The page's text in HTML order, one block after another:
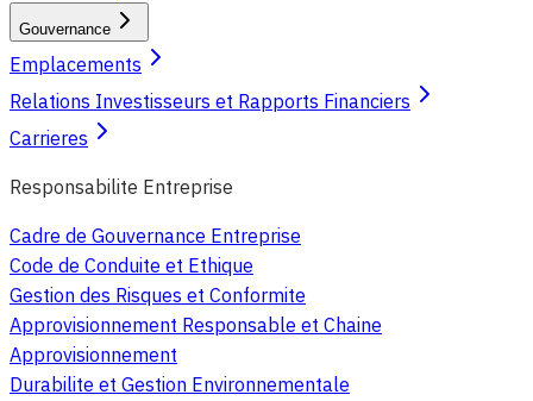
Gouvernance
Emplacements
Relations Investisseurs et Rapports Financiers
Carrieres
Responsabilite Entreprise
Cadre de Gouvernance Entreprise
Code de Conduite et Ethique
Gestion des Risques et Conformite
Approvisionnement Responsable et Chaine
Approvisionnement
Durabilite et Gestion Environnementale